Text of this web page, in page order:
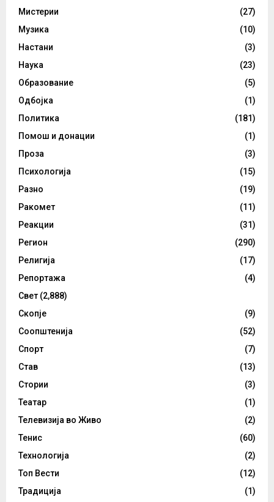
Мистерии
(27)
Музика
(10)
Настани
(3)
Наука
(23)
Образование
(5)
Одбојка
(1)
Политика
(181)
Помош и донации
(1)
Проза
(3)
Психологија
(15)
Разно
(19)
Ракомет
(11)
Реакции
(31)
Регион
(290)
Религија
(17)
Репортажа
(4)
Свет (2,888)
Скопје
(9)
Соопштенија
(52)
Спорт
(7)
Став
(13)
Стории
(3)
Театар
(1)
Телевизија во Живо
(2)
Тенис
(60)
Технологија
(2)
Топ Вести
(12)
Традиција
(1)